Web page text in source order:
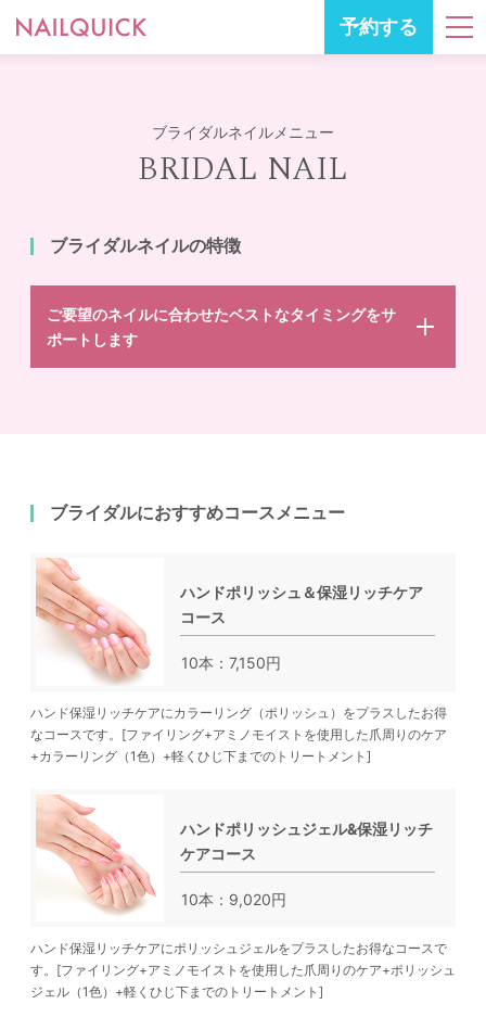
予約する
ブライダルネイルメニュー
BRIDAL NAIL
ブライダルネイルの特徴
ご要望のネイルに合わせたベストなタイミングをサ
ポートします
ブライダルにおすすめコースメニュー
ハンドポリッシュ＆保湿リッチケア
コース
10本：7,150円
ハンド保湿リッチケアにカラーリング（ポリッシュ）をプラスしたお得
なコースです。[ファイリング+アミノモイストを使用した爪周りのケア
+カラーリング（1色）+軽くひじ下までのトリートメント]
ハンドポリッシュジェル&保湿リッチ
ケアコース
10本：9,020円
ハンド保湿リッチケアにポリッシュジェルをプラスしたお得なコースで
す。[ファイリング+アミノモイストを使用した爪周りのケア+ポリッシュ
ジェル（1色）+軽くひじ下までのトリートメント]